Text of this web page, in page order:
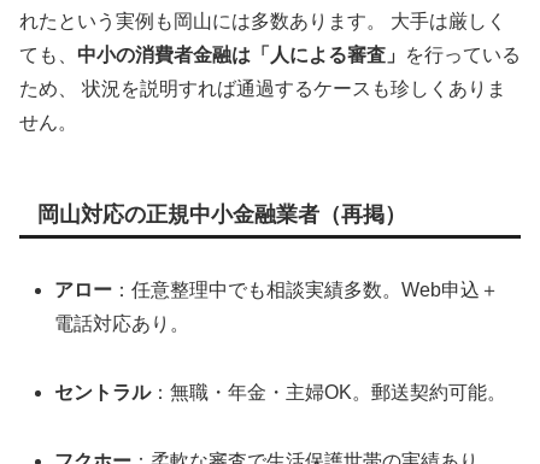
れたという実例も岡山には多数あります。 大手は厳しく
ても、 中小の消費者金融は「人による審査」
を行っている
ため、 状況を説明すれば通過するケースも珍しくありま
せん。
岡山対応の正規中小金融業者（再掲）
アロー ：任意整理中でも相談実績多数。Web申込＋
電話対応あり。
セントラル：無職・年金・主婦OK。郵送契約可能。